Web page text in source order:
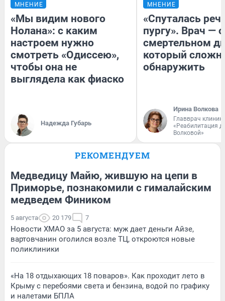
МНЕНИЕ
«Мы видим нового
Нолана»: с каким
настроем нужно
смотреть «Одиссею»,
чтобы она не
выглядела как фиаско
Надежда Губарь
МНЕНИЕ
«Спуталась
пургу». Врач — о
смертельном
который
обнаружить
Ирина Волкова
Главврач
«Реабилитация
Волковой»
РЕКОМЕНДУЕМ
Медведицу Майю, жившую на цепи в
Приморье, познакомили с гималайским
медведем Фиником
5 августа 20 179 7
Новости ХМАО за 5 августа: муж дает деньги Айзе,
вартовчанин оголился возле ТЦ, откроются новые
поликлиники
«На 18 отдыхающих 18 поваров». Как проходит лето в
Крыму с перебоями света и бензина, водой по графику
и налетами БПЛА